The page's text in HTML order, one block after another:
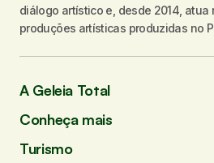
diálogo artístico e, desde 2014,
produções artísticas produzidas no
A Geleia Total
Conheça mais
Turismo